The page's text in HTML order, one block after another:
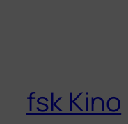
fsk Kino